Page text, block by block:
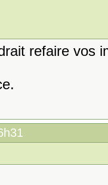
refaire vos